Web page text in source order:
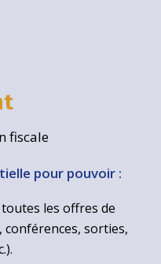
fiscale
pour pouvoir :
les offres de
conférences, sorties,